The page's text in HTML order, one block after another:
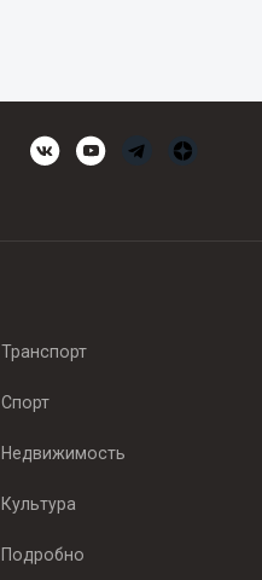
Транспорт
Спорт
Недвижимость
Культура
Подробно